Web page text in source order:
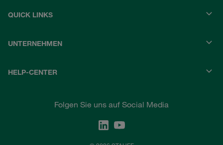
QUICK LINKS
UNTERNEHMEN
HELP-CENTER
Folgen Sie uns auf Social Media